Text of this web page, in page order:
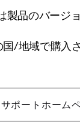
製品のバージ
国/地域で購入
サポートホーム